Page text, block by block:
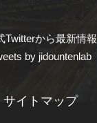
Twitterから最新情報
by jidountenlab
サイトマップ